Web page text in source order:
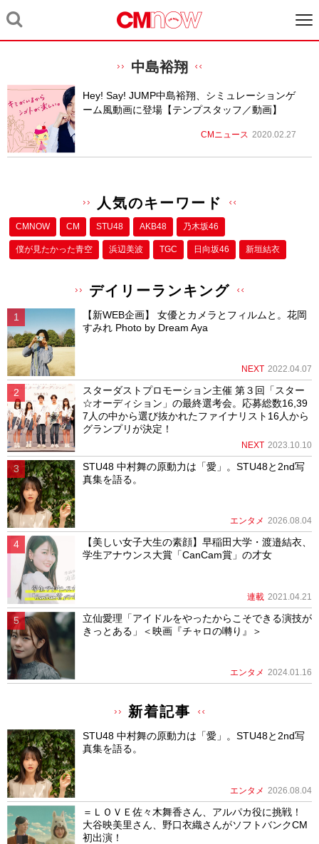
中島裕翔
Hey! Say! JUMP中島裕翔、シミュレーションゲ
ーム風動画に登場【テンプスタッフ／動画】
CMニュース 2020.02.27
人気のキーワード
CMNOW CM STU48 AKB48 乃木坂46
僕が⾒たかった⻘空 浜辺美波 TGC 日向坂46 新垣結衣
デイリーランキング
【新WEB企画】 女優とカメラとフィルムと。花岡
すみれ Photo by Dream Aya
NEXT 2022.04.07
スターダストプロモーション主催 第３回「スター
☆オーディション」の最終選考会。応募総数16,39
7人の中から選び抜かれたファイナリスト16人から
グランプリが決定！
NEXT 2023.10.10
STU48 中村舞の原動力は「愛」。STU48と2nd写
真集を語る。
エンタメ 2026.08.04
【美しい女子大生の素顔】早稲田大学・渡邉結衣、
学生アナウンス大賞「CanCam賞」の才女
連載 2021.04.21
立仙愛理「アイドルをやったからこそできる演技が
きっとある」＜映画『チャロの囀り』＞
エンタメ 2024.01.16
新着記事
STU48 中村舞の原動力は「愛」。STU48と2nd写
真集を語る。
エンタメ 2026.08.04
＝ＬＯＶＥ佐々木舞香さん、アルパカ役に挑戦！
大谷映美里さん、野口衣織さんがソフトバンクCM
初出演！